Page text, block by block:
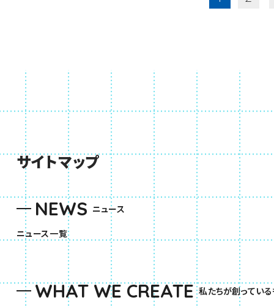
サイトマップ
NEWS ニュース
ニュース一覧
WHAT WE CREATE 私たちが創ってい